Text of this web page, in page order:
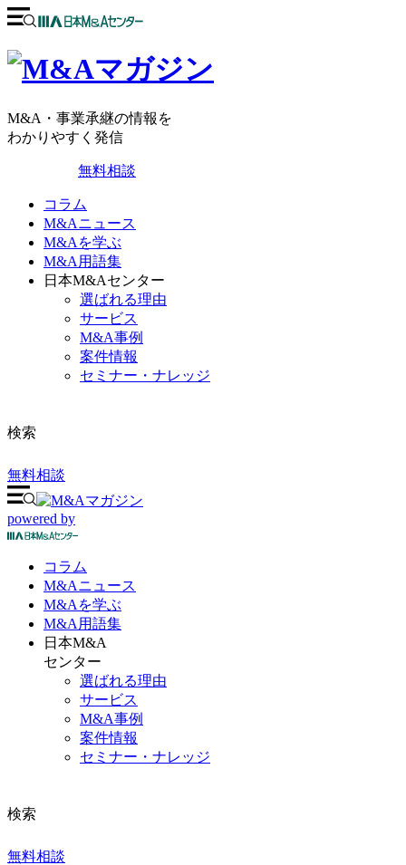
M&A・事業承継の情報を
わかりやすく発信
無料相談
コラム
M&Aニュース
M&Aを学ぶ
M&A用語集
日本M&Aセンター
選ばれる理由
サービス
M&A事例
案件情報
セミナー・ナレッジ
検索
無料相談
powered by
コラム
M&Aニュース
M&Aを学ぶ
M&A 用語集
日本M&A
センター
選ばれる理由
サービス
M&A事例
案件情報
セミナー・ナレッジ
検索
無料相談